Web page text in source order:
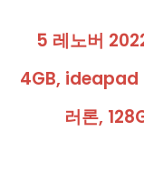
5 레노버
4GB, ideapad
러론,